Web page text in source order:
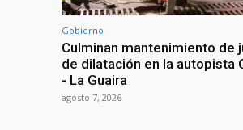
Gobierno
Culminan mantenimiento de
de dilatación en la autopista
- La Guaira
agosto 7, 2026